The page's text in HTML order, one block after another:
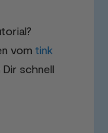
vom tink
Dir schnell